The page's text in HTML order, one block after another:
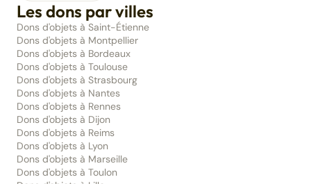
Les dons par villes
Dons d'objets à Saint-Étienne
Dons d'objets à Montpellier
Dons d'objets à Bordeaux
Dons d'objets à Toulouse
Dons d'objets à Strasbourg
Dons d'objets à Nantes
Dons d'objets à Rennes
Dons d'objets à Dijon
Dons d'objets à Reims
Dons d'objets à Lyon
Dons d'objets à Marseille
Dons d'objets à Toulon